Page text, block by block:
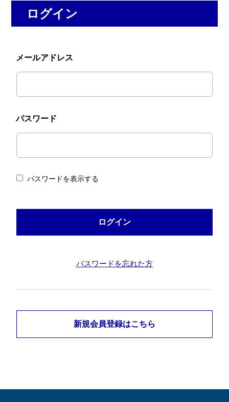
ログイン
メールアドレス
パスワード
パスワードを表示する
パスワードを忘れた方
新規会員登録はこちら